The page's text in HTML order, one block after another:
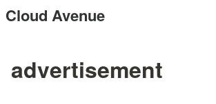
Cloud Avenue
advertisement